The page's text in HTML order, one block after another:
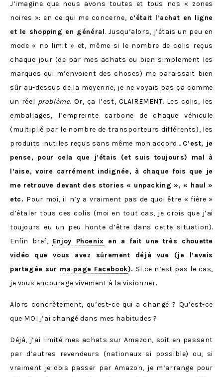
J’imagine que nous avons toutes et tous nos « zones
noires »: en ce qui me concerne, c’était l’achat en ligne
et le shopping en général. Jusqu’alors, j’étais un peu en
mode « no limit » et, même si le nombre de colis reçus
chaque jour (de par mes achats ou bien simplement les
marques qui m’envoient des choses) me paraissait bien
sûr au-dessus de la moyenne, je ne voyais pas ça comme
un réel problème. Or, ça l’est, CLAIREMENT. Les colis, les
emballages, l’empreinte carbone de chaque véhicule
(multiplié par le nombre de transporteurs différents), les
produits inutiles reçus sans même mon accord… C’est, je
pense, pour cela que j’étais (et suis toujours) mal à
l’aise, voire carrément indignée, à chaque fois que je
me retrouve devant des stories « unpacking », « haul »
etc. Pour moi, il n’y a vraiment pas de quoi être « fière »
d’étaler tous ces colis (moi en tout cas, je crois que j’ai
toujours eu un peu honte d’être dans cette situation).
Enfin bref, Enjoy Phoenix en a fait une très chouette
vidéo que vous avez sûrement déjà vue (je l’avais
partagée sur ma page Facebook). Si ce n’est pas le cas,
je vous encourage vivement à la visionner.
Alors concrètement, qu’est-ce qui a changé ? Qu’est-ce
que MOI j’ai changé dans mes habitudes ?
Déjà, j’ai limité mes achats sur Amazon, soit en passant
par d’autres revendeurs (nationaux si possible) ou, si
vraiment je dois passer par Amazon, je m’arrange pour